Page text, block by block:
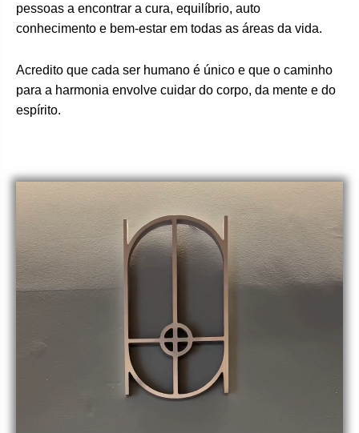
pessoas a encontrar a cura, equilíbrio, auto
conhecimento e bem-estar em todas as áreas da vida.
Acredito que cada ser humano é único e que o caminho
para a harmonia envolve cuidar do corpo, da mente e do
espírito.